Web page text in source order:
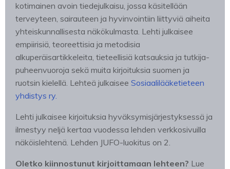
kotimainen avoin tiedejulkaisu, jossa käsitellään
terveyteen, sairauteen ja hyvinvointiin liittyviä aiheita
yhteiskunnallisesta näkökulmasta. Lehti julkaisee
empiirisiä, teoreettisia ja metodisia
alkuperäisartikkeleita, tieteellisiä katsauksia ja tutkija-
puheenvuoroja sekä muita kirjoituksia suomen ja
ruotsin kielellä. Lehteä julkaisee Sosiaalilääketieteen
yhdistys ry.
Lehti julkaisee kirjoituksia hyväksymisjärjestyksessä ja
ilmestyy neljä kertaa vuodessa lehden verkkosivuilla
näköislehtenä. Lehden JUFO-luokitus on 2.
Oletko kiinnostunut kirjoittamaan lehteen? Lue